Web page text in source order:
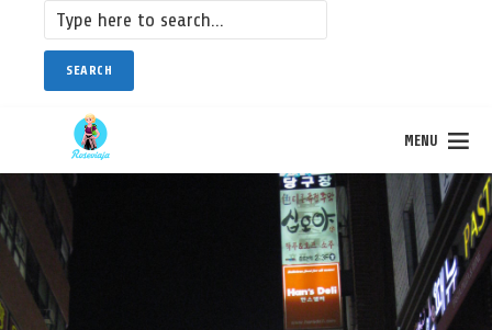
SEARCH
MENU